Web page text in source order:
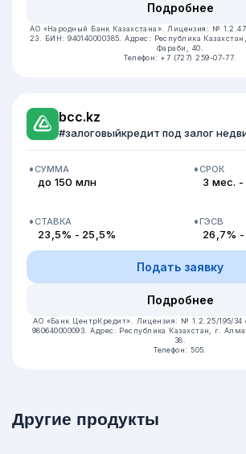
Подробнее
АО «Народный Банк Казахстана». Лицензия: №
23.
БИН: 940140000385.Адрес: Республика
Фараби, 40.
Телефон: +7 (727) 259-07-77.
bcc.kz
#залоговыйкредит под залог
СУММА
до 150 млн
СРОК
3 мес. -
СТАВКА
23,5% - 25,5%
ГЭСВ
26,7%
Подать заявку
Подробнее
АО «Банк ЦентрКредит». Лицензия: № 1.2.25/195/34
980640000093.Адрес: Республика Казахстан, г.
38.
Телефон: 505.
Другие продукты